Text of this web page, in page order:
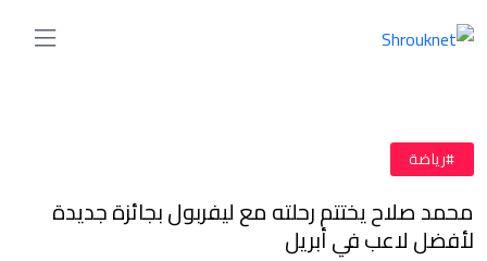
#رياضة
محمد صلاح يختتم رحلته مع ليفربول بجائزة جديدة
لأفضل لاعب في أبريل